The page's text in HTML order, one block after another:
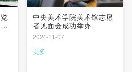
中央美术学院美术馆志愿
者见面会成功举办
2024-11-07
更多